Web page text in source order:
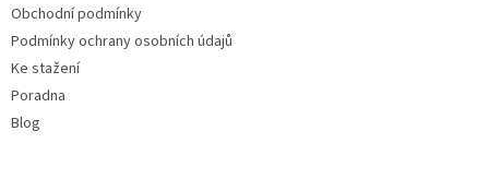
Obchodní podmínky
Podmínky ochrany osobních údajů
Ke stažení
Poradna
Blog